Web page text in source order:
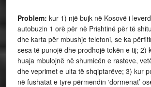
Problem: kur 1) një bujk në Kosovë i
autobuzin 1 orë për në Prishtinë për të
dhe karta për mbushje telefoni, se ka
sesa të punojë dhe prodhojë tokën e tij; 2)
huaja mbulojnë në shumicën e rasteve,
dhe veprimet e ulta të shqiptarëve; 3) kur
në fushatat e tyre përmendin ‘dormenat’